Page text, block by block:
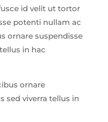
id velit ut tortor
potenti nullam ac
ornare suspendisse
in hac
ornare
sed viverra tellus in